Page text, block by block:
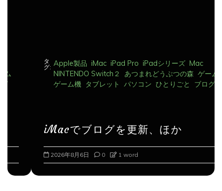
Apple製品 iMac iPad Pro iPadシリーズ
NINTENDO Switch２ あつまれどうぶつの森
ゲーム
ゲーム機
タブレット パソコン ひとりごと ブログ
iMacでブログを更新、ほか